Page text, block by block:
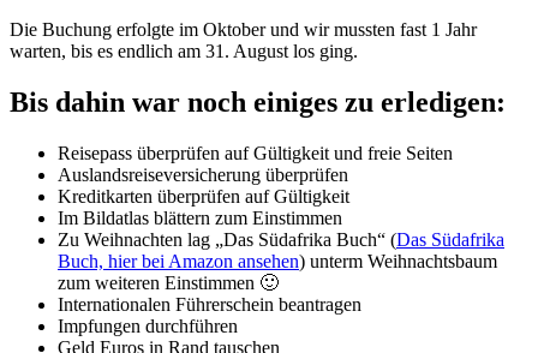
Die Buchung erfolgte im Oktober und wir mussten fast 1 Jahr
warten, bis es endlich am 31. August los ging.
Bis dahin war noch einiges zu erledigen:
Reisepass überprüfen auf Gültigkeit und freie Seiten
Auslandsreiseversicherung überprüfen
Kreditkarten überprüfen auf Gültigkeit
Im Bildatlas blättern zum Einstimmen
Zu Weihnachten lag „Das Südafrika Buch“ (Das Südafrika
Buch, hier bei Amazon ansehen) unterm Weihnachtsbaum
zum weiteren Einstimmen 🙂
Internationalen Führerschein beantragen
Impfungen durchführen
Geld Euros in Rand tauschen